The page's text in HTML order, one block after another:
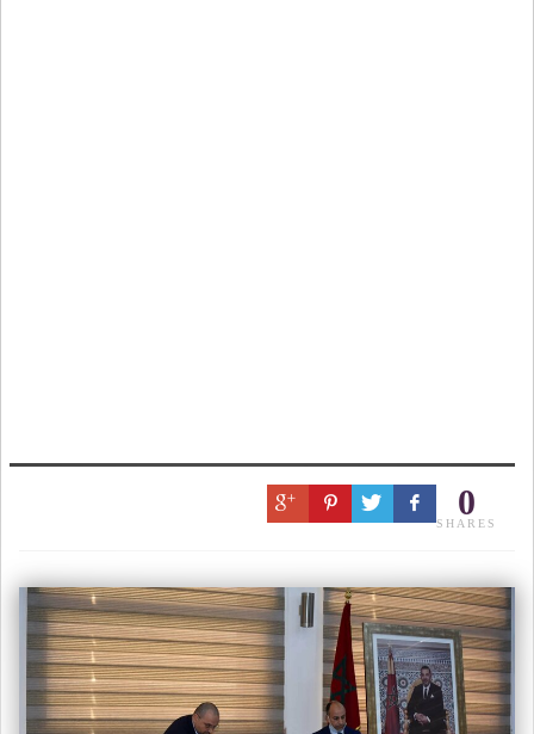
0
SHARES